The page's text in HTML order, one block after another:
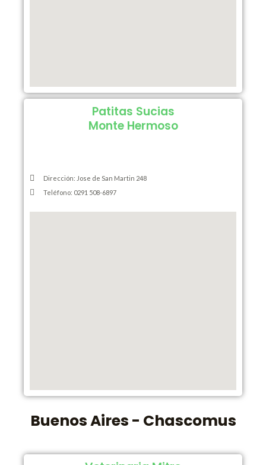
Patitas Sucias
Monte Hermoso
Dirección: Jose de San Martin 248
Teléfono: 0291 508-6897
Buenos Aires - Chascomus